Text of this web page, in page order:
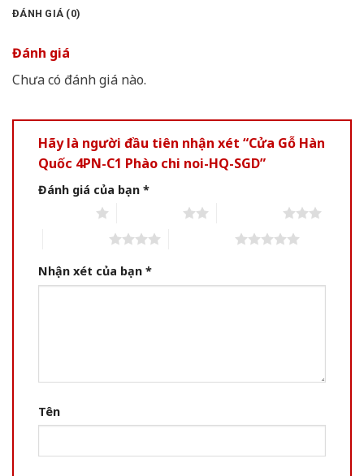
ĐÁNH GIÁ (0)
Đánh giá
Chưa có đánh giá nào.
Hãy là người đầu tiên nhận xét “Cửa Gỗ Hàn
Quốc 4PN-C1 Phào chi noi-HQ-SGD”
Đánh giá của bạn *
Nhận xét của bạn *
Tên